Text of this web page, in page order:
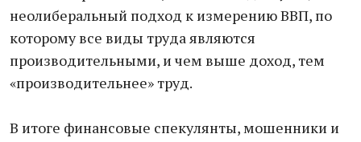
неолиберальный подход к измерению ВВП, по
которому все виды труда являются
производительными, и чем выше доход, тем
«производительнее» труд.
В итоге финансовые спекулянты, мошенники и